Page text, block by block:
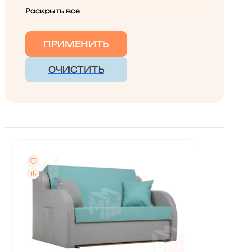
Раскрыть все
ПРИМЕНИТЬ
ОЧИСТИТЬ